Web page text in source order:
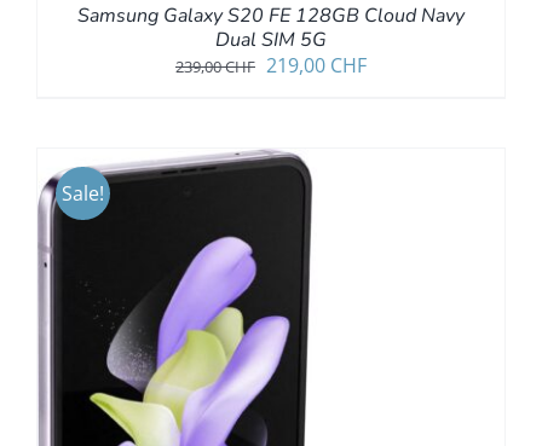
Samsung Galaxy S20 FE 128GB Cloud Navy
Dual SIM 5G
239,00CHF Ursprünglicher
239,00 CHF
219,00 CHFAktueller
Sale!